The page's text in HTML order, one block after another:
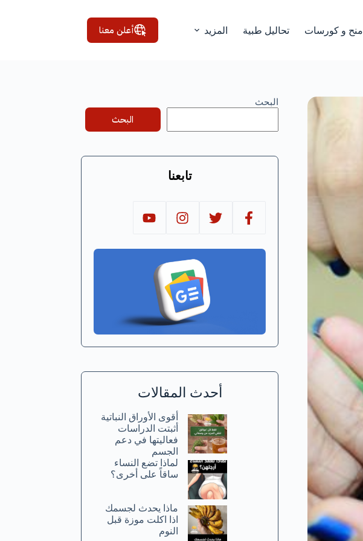
منح و كورسات تحاليل طبية المزيد أعلن معنا
البحث
البحث
تابعنا
أحدث المقالات
أقوى الأوراق النباتية
أثبتت الدراسات
فعاليتها في دعم
الجسم
لماذا تضع النساء
ساقاً على أخرى؟
ماذا يحدث لجسمك
اذا اكلت موزة قبل
النوم